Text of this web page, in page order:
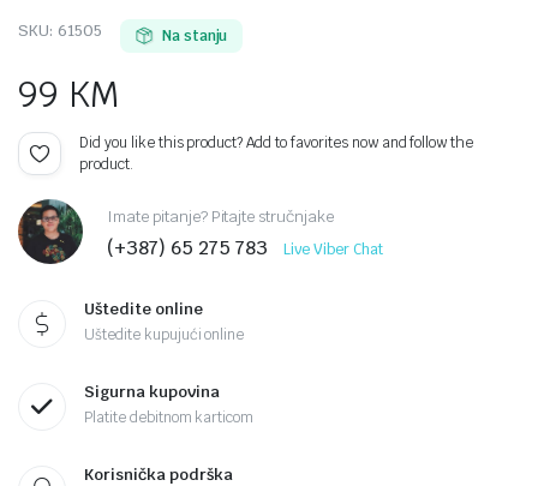
SKU: 61505 Na stanju
99 KM
Did you like this product? Add to favorites now and follow the
product.
Imate pitanje? Pitajte stručnjake
(+387) 65 275 783 Live Viber Chat
Uštedite online
Uštedite kupujući online
Sigurna kupovina
Platite debitnom karticom
Korisnička podrška